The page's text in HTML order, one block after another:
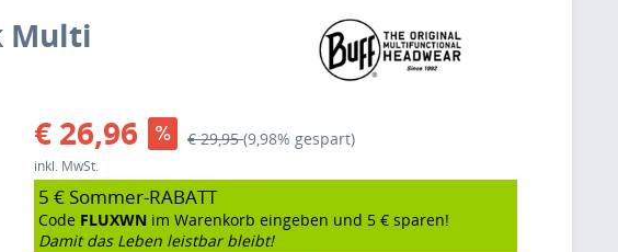
Multi
€ 26,96 € 29,95(9,98% gespart)
inkl. MwSt.
5 € Sommer-RABATT
Code FLUXWN im Warenkorb eingeben und 5 € sparen!
Damit das Leben leistbar bleibt!